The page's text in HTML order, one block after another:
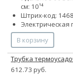
см: 10¹⁴
Штрих-код:
Электрическая
В корзину
Трубка
612.73 руб.